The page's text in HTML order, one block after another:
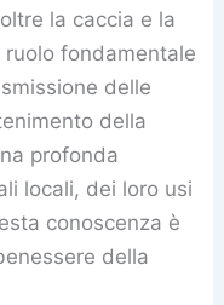
la caccia e la
fondamentale
delle
della
profonda
locali, dei loro usi
conoscenza è
della